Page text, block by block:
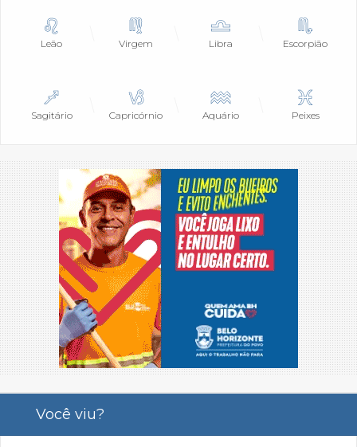
Leão Virgem Libra Escorpião
Sagitário Capricórnio Aquário Peixes
Você viu?